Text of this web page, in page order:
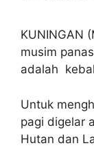
KUNINGAN
musim
adalah
Untuk
pagi digelar
Hutan dan